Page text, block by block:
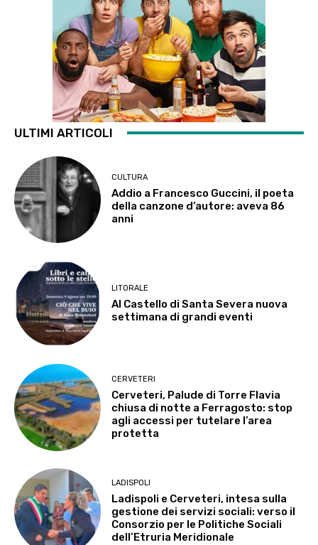
ULTIMI ARTICOLI
CULTURA
Addio a Francesco Guccini, il poeta
della canzone d’autore: aveva 86
anni
LITORALE
Al Castello di Santa Severa nuova
settimana di grandi eventi
CERVETERI
Cerveteri, Palude di Torre Flavia
chiusa di notte a Ferragosto: stop
agli accessi per tutelare l’area
protetta
LADISPOLI
Ladispoli e Cerveteri, intesa sulla
gestione dei servizi sociali: verso il
Consorzio per le Politiche Sociali
dell’Etruria Meridionale